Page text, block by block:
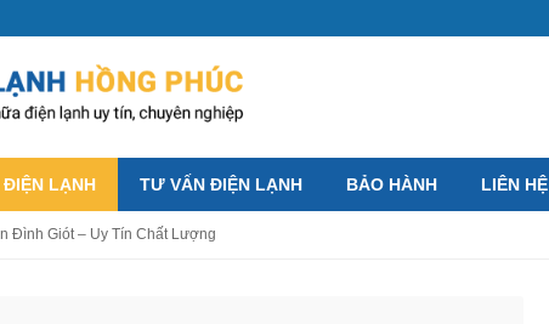
ĐIỆN LẠNH TƯ VẤN ĐIỆN LẠNH BẢO HÀNH LIÊN HỆ
Đình Giót – Uy Tín Chất Lượng